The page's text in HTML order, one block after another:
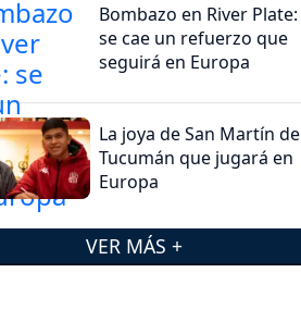
Bombazo en River Plate:
se cae un refuerzo que
seguirá en Europa
La joya de San Martín de
Tucumán que jugará en
Europa
VER MÁS +